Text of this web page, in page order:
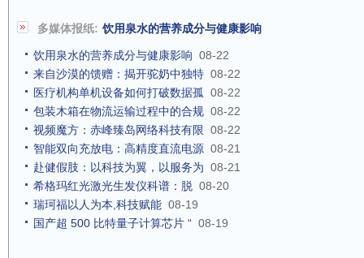
多媒体报纸: 饮用泉水的营养成分与健康影响
饮用泉水的营养成分与健康影响 08-22
来自沙漠的馈赠：揭开驼奶中独特 08-22
医疗机构单机设备如何打破数据孤
08-22
包装木箱在物流运输过程中的合规 08-22
视频魔方：赤峰臻岛网络科技有限 08-22
智能双向充放电：高精度直流电源 08-21
赴健假肢：以科技为翼，以服务为 08-21
希格玛红光激光生发仪科谱：脱 08-20
瑞珂福以人为本,科技赋能 08-19
国产超 500 比特量子计算芯片 “ 08-19